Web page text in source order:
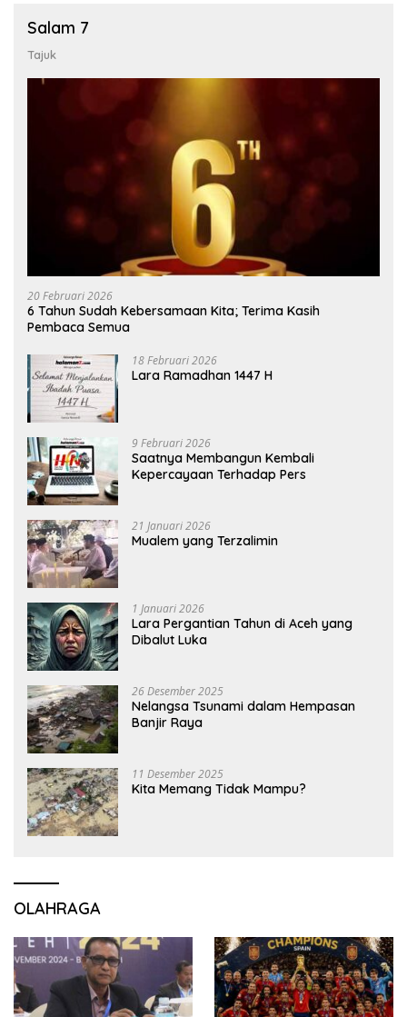
Salam 7
Tajuk
20 Februari 2026
6 Tahun Sudah Kebersamaan Kita; Terima Kasih
Pembaca Semua
18 Februari 2026
Lara Ramadhan 1447 H
9 Februari 2026
Saatnya Membangun Kembali
Kepercayaan Terhadap Pers
21 Januari 2026
Mualem yang Terzalimin
1 Januari 2026
Lara Pergantian Tahun di Aceh yang
Dibalut Luka
26 Desember 2025
Nelangsa Tsunami dalam Hempasan
Banjir Raya
11 Desember 2025
Kita Memang Tidak Mampu?
OLAHRAGA